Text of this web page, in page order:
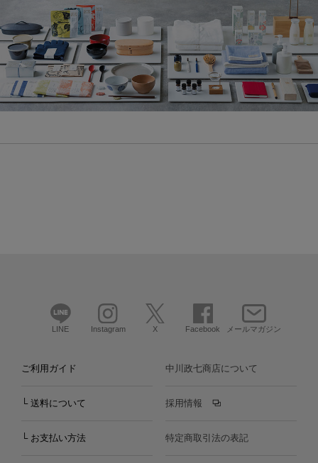
LINE Instagram X Facebook メールマガジン
ご利用ガイド
└ 送料について
└ お支払い方法
中川政七商店について
採用情報
特定商取引法の表記